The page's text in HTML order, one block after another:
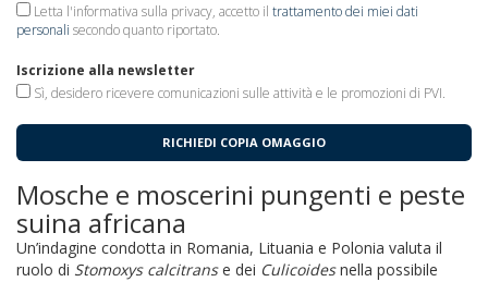
Letta l'informativa sulla privacy, accetto il trattamento dei miei dati
personali secondo quanto riportato.
Iscrizione alla newsletter
Sì, desidero ricevere comunicazioni sulle attività e le promozioni di PVI.
RICHIEDI COPIA OMAGGIO
Mosche e moscerini pungenti e peste
suina africana
Un’indagine condotta in Romania, Lituania e Polonia valuta il
ruolo di Stomoxys calcitranse dei Culicoidesnella possibile